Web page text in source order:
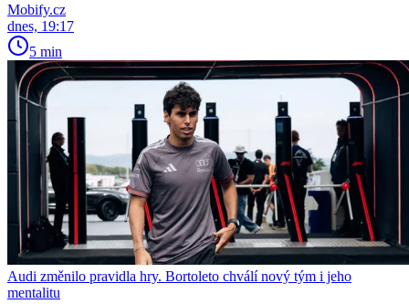
Mobify.cz
dnes, 19:17
5 min
Audi změnilo pravidla hry. Bortoleto chválí nový tým i jeho
mentalitu